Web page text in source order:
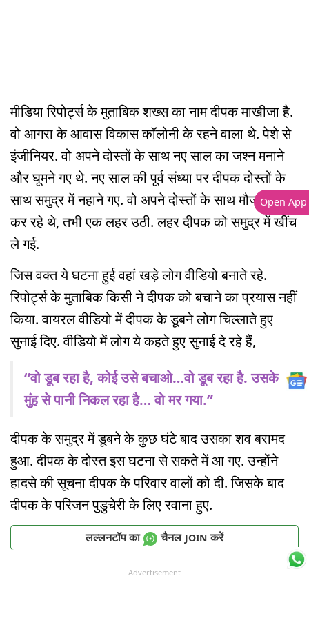
मीडिया रिपोर्ट्स के मुताबिक शख्स का नाम दीपक माखीजा है.
वो आगरा के आवास विकास कॉलोनी के रहने वाला थे. पेशे से
इंजीनियर. वो अपने दोस्तों के साथ नए साल का जश्न मनाने
और घूमने गए थे. नए साल की पूर्व संध्या पर दीपक दोस्तों के
साथ समुद्र में नहाने गए. वो अपने दोस्तों के साथ मौज-मस्ती
कर रहे थे, तभी एक लहर उठी. लहर दीपक को समुद्र में खींच
ले गई.
जिस वक्त ये घटना हुई वहां खड़े लोग वीडियो बनाते रहे.
रिपोर्ट्स के मुताबिक किसी ने दीपक को बचाने का प्रयास नहीं
किया. वायरल वीडियो में दीपक के डूबने लोग चिल्लाते हुए
सुनाई दिए. वीडियो में लोग ये कहते हुए सुनाई दे रहे हैं,
“वो डूब रहा है, कोई उसे बचाओ…वो डूब रहा है. उसके
मुंह से पानी निकल रहा है… वो मर गया.”
दीपक के समुद्र में डूबने के कुछ घंटे बाद उसका शव बरामद
हुआ. दीपक के दोस्त इस घटना से सकते में आ गए. उन्होंने
हादसे की सूचना दीपक के परिवार वालों को दी. जिसके बाद
दीपक के परिजन पुडुचेरी के लिए रवाना हुए.
लल्लनटॉप का चैनल JOIN करें
Advertisement
Open App